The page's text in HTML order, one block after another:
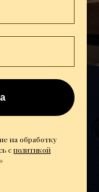
на обработку
cполитикой